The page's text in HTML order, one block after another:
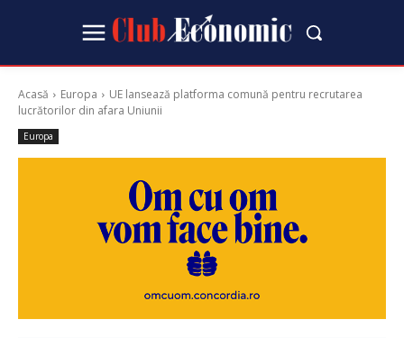
Acasă Europa
UE lansează platforma comună pentru recrutarea
lucrătorilor din afara Uniunii
Europa